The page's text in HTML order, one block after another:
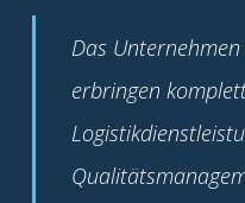
Das
erbringen